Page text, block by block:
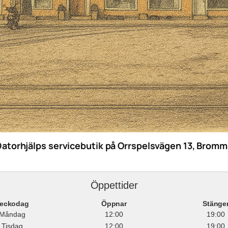
servicebutik på Orrspelsvägen 13,
Öppettider
Öppnar
12:00
19:00
Tisdag
12:00 19:00